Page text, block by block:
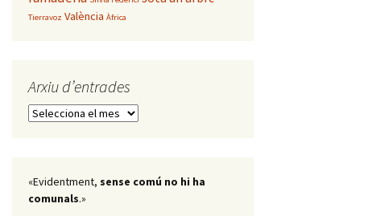
Tierravoz València Àfrica
Arxiu d’entrades
Arxiu
«Evidentment, sense comú no hi ha
comunals.»